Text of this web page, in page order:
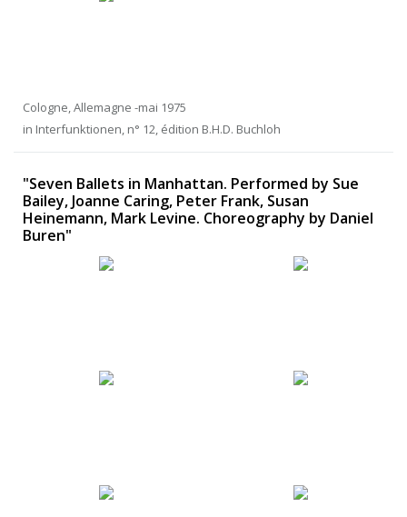
Cologne, Allemagne -mai 1975
in Interfunktionen, n° 12, édition B.H.D. Buchloh
"Seven Ballets in Manhattan. Performed by Sue
Bailey, Joanne Caring, Peter Frank, Susan
Heinemann, Mark Levine. Choreography by Daniel
Buren"